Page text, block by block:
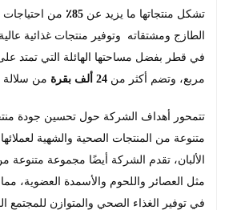
تشكل منتجاتها ما يزيد عن 85٪
من احتياجات
الطازج ومشتقاته وتوفير منتجات غذائية
مربع، وتضم أكثر من
من سلالة
تتمحور أهداف الشركة حول تحسين جودة
متنوعة من المنتجات الصحية والشهية
الألبان، تقدم الشركة أيضًا مجموعة متنوعة
مثل العصائر واللحوم والأسمدة العضوية، مما
في توفير الغذاء الصحي والمتوازن للمجتمع